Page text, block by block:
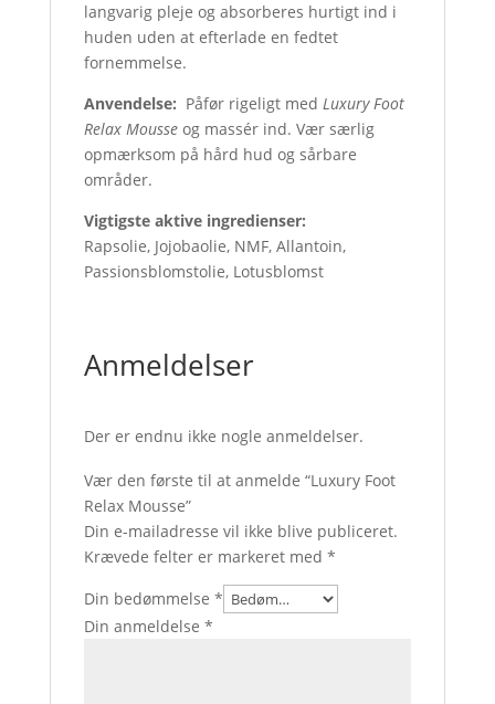
langvarig pleje og absorberes hurtigt ind i
huden uden at efterlade en fedtet
fornemmelse.
Anvendelse: Påfør rigeligt med Luxury Foot
Relax Mousseog massér ind. Vær særlig
opmærksom på hård hud og sårbare
områder.
Vigtigste aktive ingredienser:
Rapsolie, Jojobaolie, NMF, Allantoin,
Passionsblomstolie, Lotusblomst
Anmeldelser
Der er endnu ikke nogle anmeldelser.
Vær den første til at anmelde “Luxury Foot
Relax Mousse”
Din e-mailadresse vil ikke blive publiceret.
Krævede felter er markeret med *
Din bedømmelse *
Din anmeldelse *